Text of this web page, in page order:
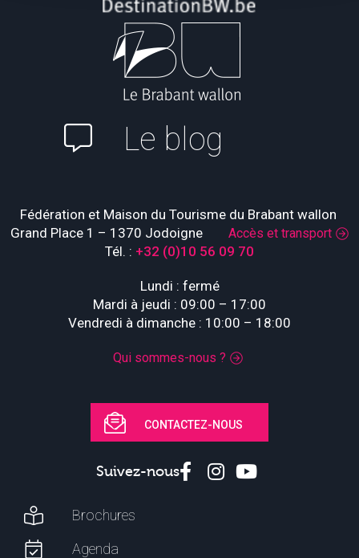
Le blog
Fédération et Maison du Tourisme du Brabant wallon
Grand Place 1 – 1370 Jodoigne Accès et transport
Tél. : +32 (0)10 56 09 70
Lundi : fermé
Mardi à jeudi : 09:00 – 17:00
Vendredi à dimanche : 10:00 – 18:00
Qui sommes-nous ?
CONTACTEZ-NOUS
Suivez-nous
Brochures
Agenda